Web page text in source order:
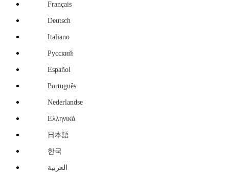
Français
Deutsch
Italiano
Русский
Español
Português
Nederlandse
Ελληνικά
日本語
한국
العربية